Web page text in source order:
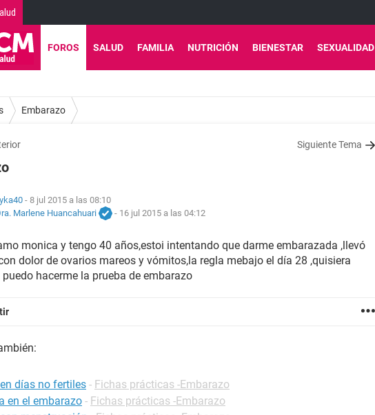
FOROS SALUD FAMILIA NUTRICIÓN BIENESTAR SEXUALIDAD
Embarazo
Siguiente Tema
- 8 jul 2015 a las 08:10
Marlene Huancahuari
- 16 jul 2015 a las 04:12
monica y tengo 40 años,estoi intentando que darme embarazada ,llevó
dolor de ovarios mareos y vómitos,la regla mebajo el día 28 ,quisiera
hacerme la prueba de embarazo
días no fertiles - Fichas prácticas -Embarazo
en el embarazo - Fichas prácticas -Embarazo